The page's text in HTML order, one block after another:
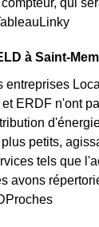
qui
à Saint-
entreprises
ERDF n'ont
petits,
tels que
avons